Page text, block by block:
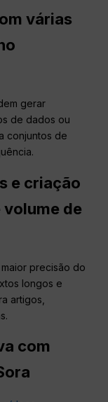
várias
gerar
de dados ou
conjuntos de
e criação
de
precisão do
longos e
artigos,
com